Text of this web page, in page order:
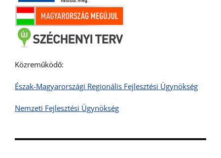
Közreműködő:
Észak-Magyarországi Regionális Fejlesztési Ügynökség
Nemzeti Fejlesztési Ügynökség